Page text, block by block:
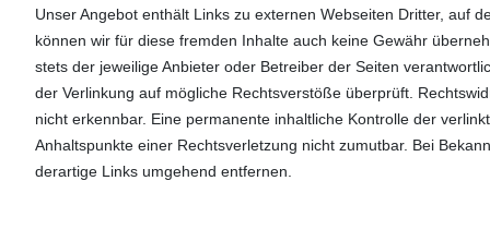
Unser Angebot enthält Links zu externen Webseiten Dritter, auf
können wir für diese fremden Inhalte auch keine Gewähr
stets der jeweilige Anbieter oder Betreiber der Seiten
der Verlinkung auf mögliche Rechtsverstöße überprüft.
nicht erkennbar. Eine permanente inhaltliche Kontrolle der
Anhaltspunkte einer Rechtsverletzung nicht zumutbar. Bei
derartige Links umgehend entfernen.